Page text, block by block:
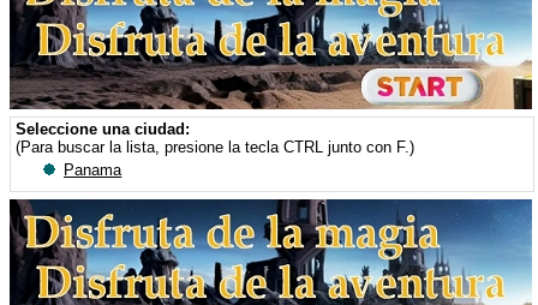
Seleccione una ciudad:
(Para buscar la lista, presione la tecla CTRL junto con F.)
Panama